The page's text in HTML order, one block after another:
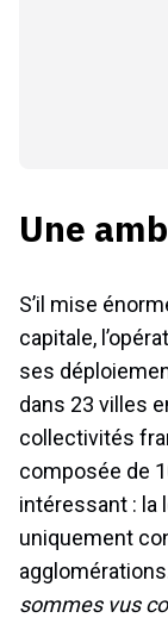
Une
S’il mise
capitale,
ses
dans 23 villes
collectivités
composée de
intéressant : la
uniquement
sommes vus